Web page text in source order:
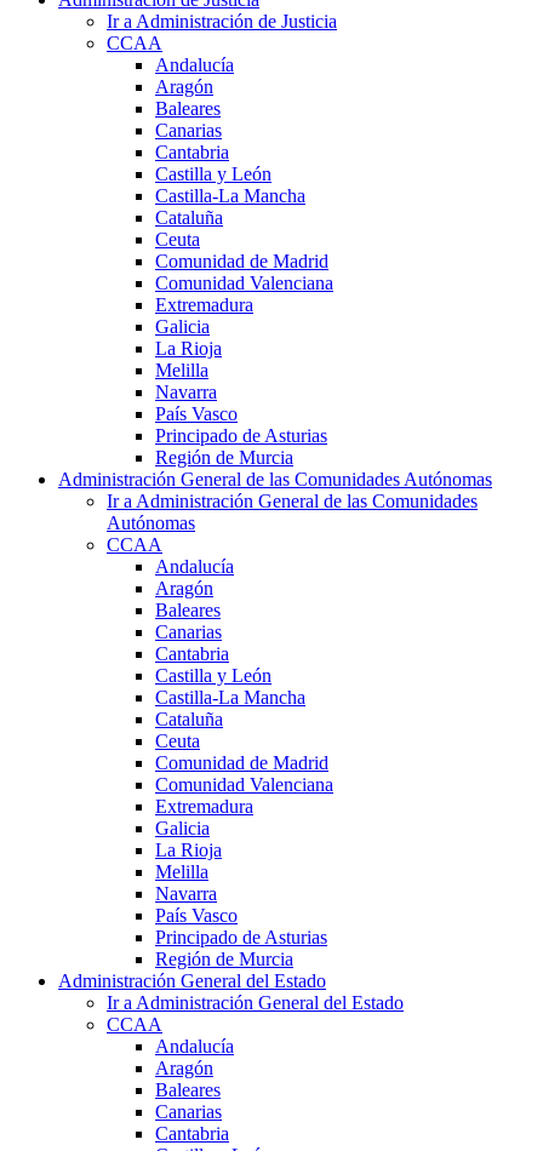
Ir a Administración de Justicia
CCAA
Andalucía
Aragón
Baleares
Canarias
Cantabria
Castilla y León
Castilla-La Mancha
Cataluña
Ceuta
Comunidad de Madrid
Comunidad Valenciana
Extremadura
Galicia
La Rioja
Melilla
Navarra
País Vasco
Principado de Asturias
Región de Murcia
Administración General de las Comunidades Autónomas
Ir a Administración General de las Comunidades
Autónomas
CCAA
Andalucía
Aragón
Baleares
Canarias
Cantabria
Castilla y León
Castilla-La Mancha
Cataluña
Ceuta
Comunidad de Madrid
Comunidad Valenciana
Extremadura
Galicia
La Rioja
Melilla
Navarra
País Vasco
Principado de Asturias
Región de Murcia
Administración General del Estado
Ir a Administración General del Estado
CCAA
Andalucía
Aragón
Baleares
Canarias
Cantabria